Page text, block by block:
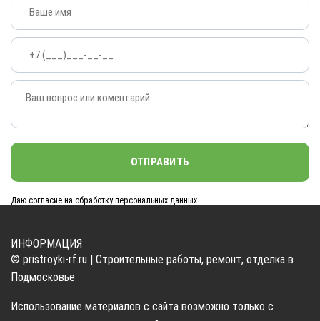
Пристройка к бане
Пристройка к бытовке
Пристройка к деревянному дому
Пристройка на винтовых сваях
Пристройка комнаты
Пристройки из SIP/OSB панелей
Пристройки из блоков
Пристройки из кирпича
Пристройки из бруса
Террасы
Строительство остекленной пристройки
Даю согласие на обработку персональных данных.
ИНФОРМАЦИЯ
© pristroyki-rf.ru | Строительные работы, ремонт, отделка в
Подмосковье
Использование материалов с сайта возможно только с